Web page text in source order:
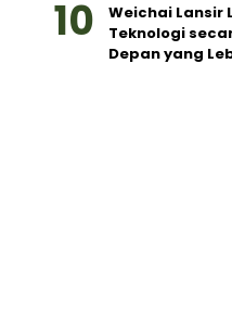
Weichai Lansir
Teknologi
Depan yang